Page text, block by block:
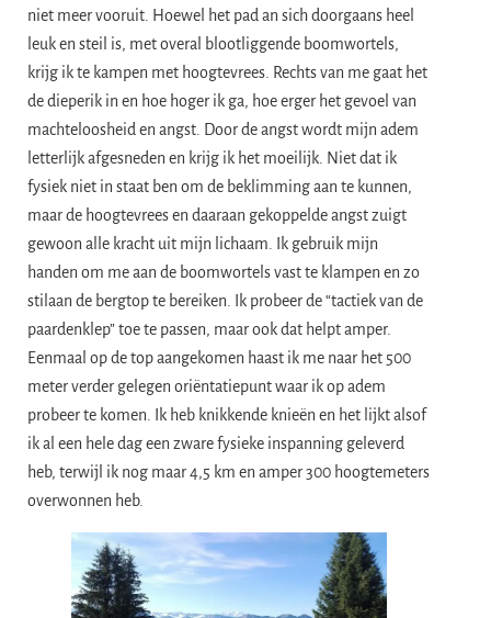
niet meer vooruit. Hoewel het pad an sich doorgaans heel
leuk en steil is, met overal blootliggende boomwortels,
krijg ik te kampen met hoogtevrees. Rechts van me gaat het
de dieperik in en hoe hoger ik ga, hoe erger het gevoel van
machteloosheid en angst. Door de angst wordt mijn adem
letterlijk afgesneden en krijg ik het moeilijk. Niet dat ik
fysiek niet in staat ben om de beklimming aan te kunnen,
maar de hoogtevrees en daaraan gekoppelde angst zuigt
gewoon alle kracht uit mijn lichaam. Ik gebruik mijn
handen om me aan de boomwortels vast te klampen en zo
stilaan de bergtop te bereiken. Ik probeer de “tactiek van de
paardenklep” toe te passen, maar ook dat helpt amper.
Eenmaal op de top aangekomen haast ik me naar het 500
meter verder gelegen oriëntatiepunt waar ik op adem
probeer te komen. Ik heb knikkende knieën en het lijkt alsof
ik al een hele dag een zware fysieke inspanning geleverd
heb, terwijl ik nog maar 4,5 km en amper 300 hoogtemeters
overwonnen heb.